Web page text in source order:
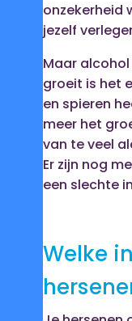
onzekerheid
jezelf
Maar
groeit is het
en spieren
meer het
van te veel
Er zijn nog
een slechte
Welke